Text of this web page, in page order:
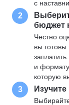
с
2
бюджет
Честно
вы готовы
и
которую
3